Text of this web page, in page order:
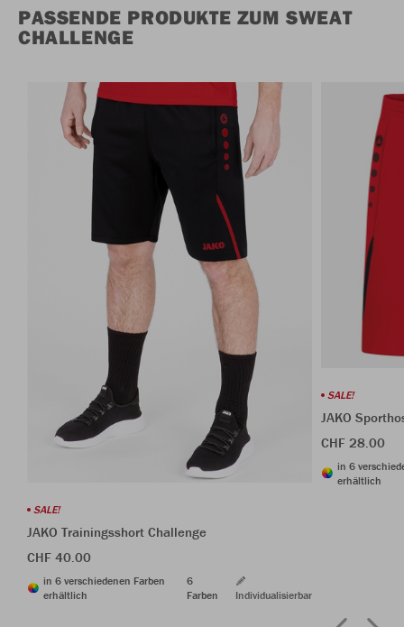
PASSENDE PRODUKTE ZUM SWEAT
CHALLENGE
SALE!
JAKO Trainingsshort Challenge
CHF 40.00
in 6 verschiedenen Farben
erhältlich
6
Farben
Individualisierbar
SALE!
JAKO
CHF 28.00
in 6
erhältlich